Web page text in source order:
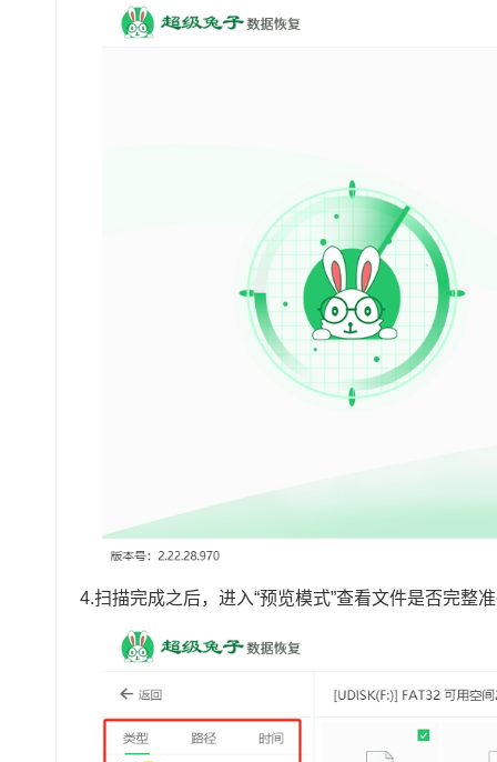
4.扫描完成之后，进入“预览模式”查看文件是否完整